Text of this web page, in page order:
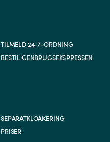
TILMELD 24-7-ORDNING
BESTIL GENBRUGSEKSPRESSEN
SEPARATKLOAKERING
PRISER